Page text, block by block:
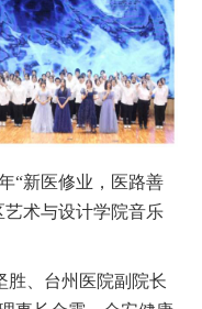
“新医修业，医路善
术与设计学院音乐
胜、台州医院副院长